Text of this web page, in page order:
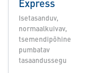
Isetasanduv,
normaalkuivav,
tsemendipõhine
pumbatav
tasaandussegu